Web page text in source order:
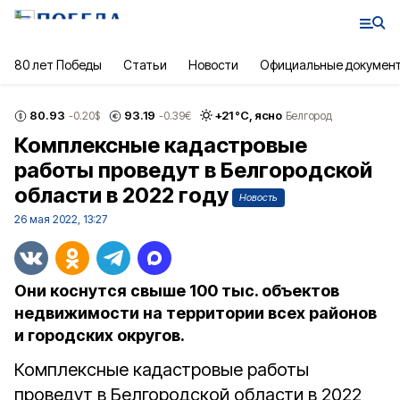
80 лет Победы Статьи Новости Официальные
80.93 -0.20$ 93.19 -0.39€ +21°С, ясно Белгород
Комплексные кадастровые
работы проведут в Белгородской
области в 2022 году
Новость
26 мая 2022, 13:27
Они коснутся свыше 100 тыс. объектов
недвижимости на территории всех районов
и городских округов.
Комплексные кадастровые работы
проведут в Белгородской области в 2022